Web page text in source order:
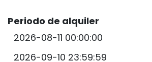
Periodo de alquiler